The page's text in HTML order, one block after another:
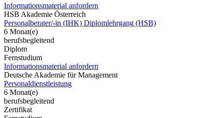
Informationsmaterial anfordern
HSB Akademie Österreich
Personalberater/-in (IHK) Diplomlehrgang (HSB)
6 Monat(e)
berufsbegleitend
Diplom
Fernstudium
Informationsmaterial anfordern
Deutsche Akademie für Management
Personaldienstleistung
6 Monat(e)
berufsbegleitend
Zertifikat